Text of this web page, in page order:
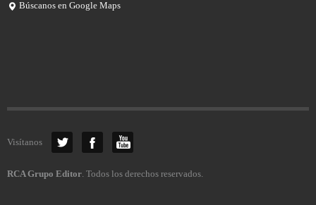
Búscanos en Google Maps
Visítanos
RCA Grupo Editor. Todos los derechos reservados.